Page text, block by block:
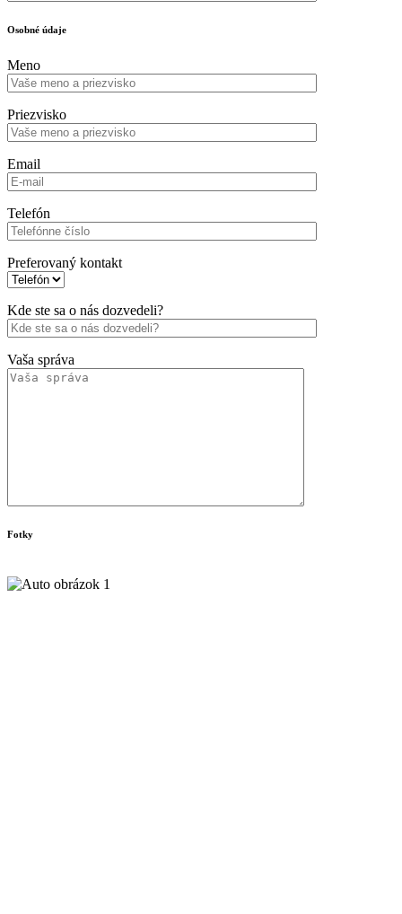
Osobné údaje
Meno
Priezvisko
Email
Telefón
Preferovaný kontakt
Kde ste sa o nás dozvedeli?
Vaša správa
Fotky